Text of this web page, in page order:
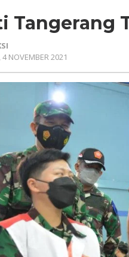
Tetap
Patuhi
Tangerang
4 NOVEMBER 2021